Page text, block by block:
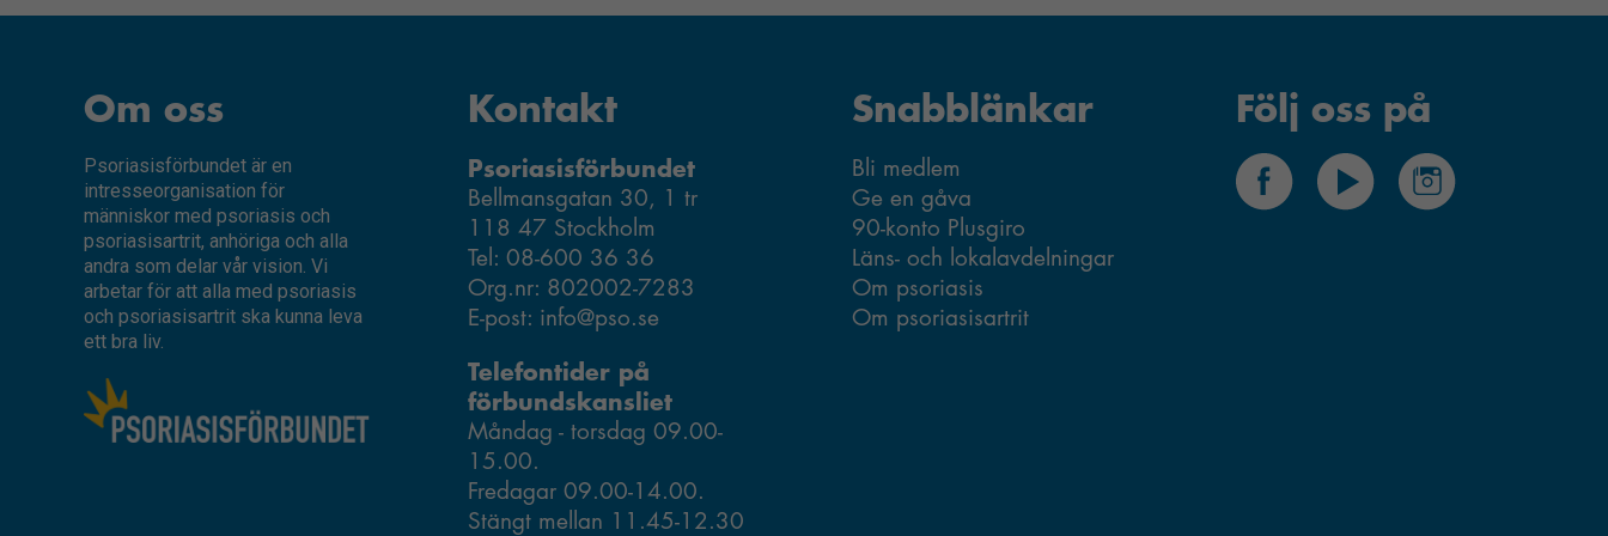
Om oss
Psoriasisförbundet är en
intresseorganisation för
människor med psoriasis och
psoriasisartrit, anhöriga och alla
andra som delar vår vision. Vi
arbetar för att alla med psoriasis
och psoriasisartrit ska kunna leva
ett bra liv.
Kontakt
Psoriasisförbundet
Bellmansgatan 30, 1 tr
118 47 Stockholm
Tel: 08-600 36 36
Org.nr: 802002-7283
E-post: info@pso.se
Telefontider på
förbundskansliet
Måndag - torsdag 09.00-
15.00.
Fredagar 09.00-14.00.
Stängt mellan 11.45-12.30
Snabblänkar
Bli medlem
Ge en gåva
90-konto Plusgiro
Läns- och lokalavdelningar
Om psoriasis
Om psoriasisartrit
Följ oss på
funktionalitet
baserat på
hemsidan
används.
Upplevelse
Du behöver
dessa för att